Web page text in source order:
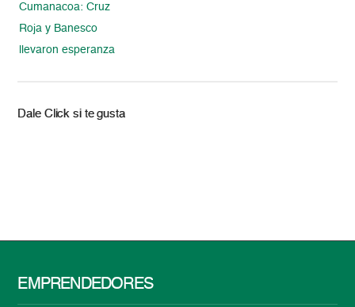
Cumanacoa: Cruz
Roja y Banesco
llevaron esperanza
Dale Click si te gusta
EMPRENDEDORES